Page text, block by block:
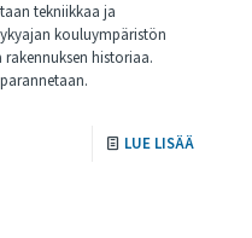
tekniikkaa ja
kouluympäristön
historiaa.
LUE LISÄÄ